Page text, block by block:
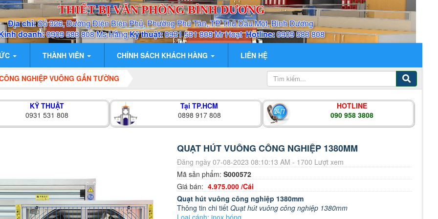
THIẾT BỊ VĂN PHÒNG BÌNH DƯƠNG
Địa chỉ:Số 326, Đường Điện Biên Phủ, Phường Phú Tân, TP Thủ Dầu Một, Bình Dương
doanh:0909 583 808 Ms HằngKỹ thuật:0931 531 808 Mr HoạtHotline:0909 583 808
THÀNH VIÊN CHÍNH SÁCH KHÁCH HÀNG LIÊN HỆ
NGHIỆP VUÔNG GẮN TƯỜNG
KỸ THUẬT
0931 531 808
Tại TP.HCM
0898 917 808
HOTLINE
090 958 3808
QUẠT HÚT VUÔNG CÔNG NGHIỆP 1380MM
Đăng ngày 07-08-2023 08:10:13 AM - 1700 Lượt xem
Mã sản phẩm:S000572
Giá bán: 4.975.000 /Cái
Quạt hút vuông công nghiệp 1380mm
Thông tin chi tiếtQuạt hút vuông công nghiệp 1380mm
Loại cánh: inox bóng